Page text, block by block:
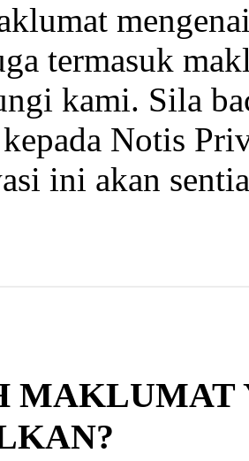
termasuk
kami. Sila
Notis
ini akan
MAKLUMAT